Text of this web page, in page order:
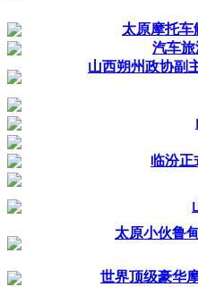
太原摩托车
汽车
山西朔州政协副
临汾正
太原小伙鲁
世界顶级豪华